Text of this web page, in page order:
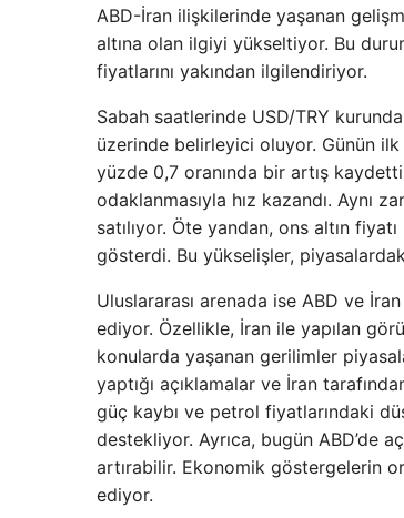
ABD-İran ilişkilerinde yaşanan
altına olan ilgiyi yükseltiyor. Bu
fiyatlarını yakından ilgilendiriyor.
Sabah saatlerinde USD/TRY
üzerinde belirleyici oluyor. Günün
yüzde 0,7 oranında bir artış
odaklanmasıyla hız kazandı. Aynı
satılıyor. Öte yandan, ons altın
gösterdi. Bu yükselişler,
Uluslararası arenada ise ABD ve
ediyor. Özellikle, İran ile yapılan
konularda yaşanan gerilimler
yaptığı açıklamalar ve İran
güç kaybı ve petrol fiyatlarındaki
destekliyor. Ayrıca, bugün ABD’de
artırabilir. Ekonomik göstergelerin
ediyor.